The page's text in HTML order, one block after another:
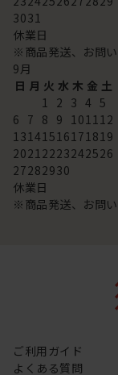
3031
休業日
※商品発送、お問い
9 月
日 月 火 水 木 金 土
1
2 3 4 5
6 7 8 9 10 11 12
13 14 15 16 17 18 19
2021 2223242526
27282930
休業日
※商品発送、お問い
ご利用ガイド
よくある質問